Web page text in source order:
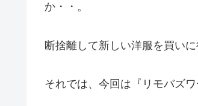
か・・。
断捨離して新しい洋服を買いに
それでは、今回は『リモバズ